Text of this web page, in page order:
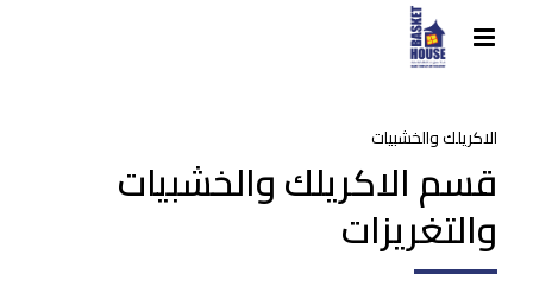
الاكريلك والخشبيات
قسم الاكريلك والخشبيات
والتغريزات